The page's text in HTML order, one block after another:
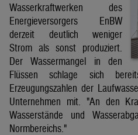
Wasserkraftwerken des
Energieversorgers EnBW
derzeit deutlich weniger
Strom als sonst produziert.
Der Wassermangel in den
Flüssen schlage sich
Erzeugungszahlen der
Unternehmen mit. "An den
Wasserstände und
Normbereichs."